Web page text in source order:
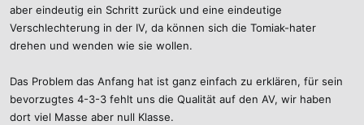
aber eindeutig ein Schritt zurück und eine eindeutige
Verschlechterung in der IV, da können sich die Tomiak-hater
drehen und wenden wie sie wollen.
Das Problem das Anfang hat ist ganz einfach zu erklären, für sein
bevorzugtes 4-3-3 fehlt uns die Qualität auf den AV, wir haben
dort viel Masse aber null Klasse.